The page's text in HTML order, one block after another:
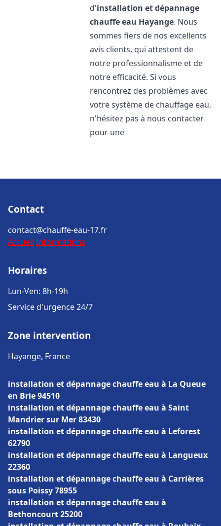
d'installation et dépannage
chauffe eau Hayange. Nous
sommes fiers de nos excellents
avis clients, qui attestent de
notre professionnalisme et de
notre efficacité. Si vous
rencontrez des problèmes avec
votre système de chauffage eau,
n'hésitez pas à nous contacter
pour une
Contact
contact@chauffe-eau-17.fr
Accueil Informations
Horaires
Lun-Ven: 8h-19h
Service d'urgence 24/7
Zone intervention
Hayange, France
installation et dépannage chauffe eau à La Queue
en Brie 94510
installation et dépannage chauffe eau à Saint
Mandrier sur Mer 83430
installation et dépannage chauffe eau à Leforest
62790
installation et dépannage chauffe eau à Langueux
22360
installation et dépannage chauffe eau à Carrières
sous Poissy 78955
installation et dépannage chauffe eau à
Bethoncourt 25200